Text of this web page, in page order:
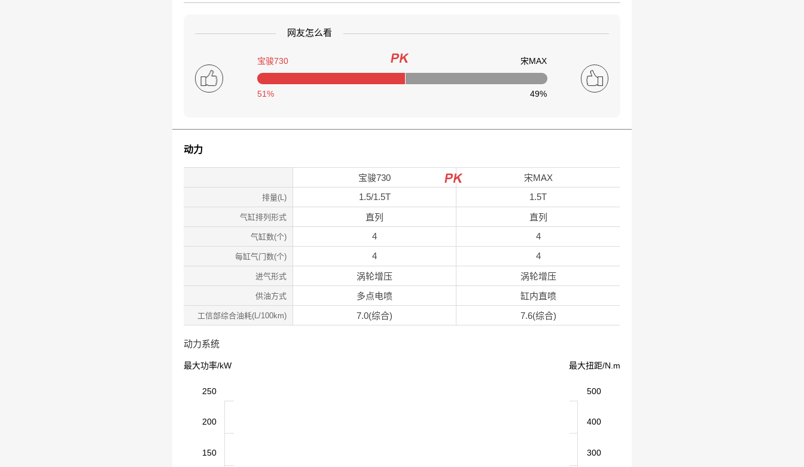
网友怎么看
宝骏730 宋MAX
51% 49%
动力
宝骏730 宋MAX
排量(L) 1.5/1.5T 1.5T
气缸排列形式 直列 直列
气缸数(个) 4 4
每缸气门数(个) 4 4
进气形式 涡轮增压 涡轮增压
供油方式 多点电喷 缸内直喷
工信部综合油耗(L/100km) 7.0(综合) 7.6(综合)
动力系统
最大功率/kW 最大扭距/N.m
250
200
150
500
400
300